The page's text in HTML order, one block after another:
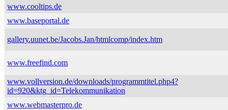
www.cooltips.de
www.baseportal.de
gallery.uunet.be/Jacobs.Jan/htmlcomp/index.htm
www.freefind.com
www.vollversion.de/downloads/programmtitel.php4?
id=920&ktg_id=Telekommunikation
www.webmasterpro.de